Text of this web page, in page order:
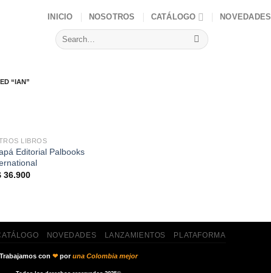
INICIO NOSOTROS CATÁLOGO NOVEDADES
Search
for:
“IAN”
LIBROS
Editorial Palbooks
36.900
NOVEDADES LANZAMIENTOS PLATAFORMA
Trabajamos con ❤poruna Colombia mejor